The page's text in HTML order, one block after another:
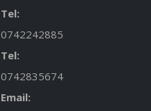
Tel:
0742242885
Tel:
0742835674
Email: